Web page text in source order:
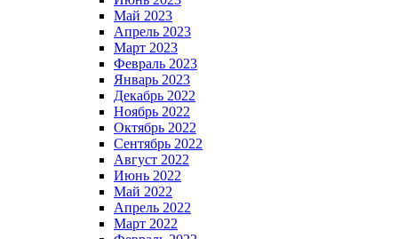
Май 2023
Апрель 2023
Март 2023
Февраль 2023
Январь 2023
Декабрь 2022
Ноябрь 2022
Октябрь 2022
Сентябрь 2022
Август 2022
Июнь 2022
Май 2022
Апрель 2022
Март 2022